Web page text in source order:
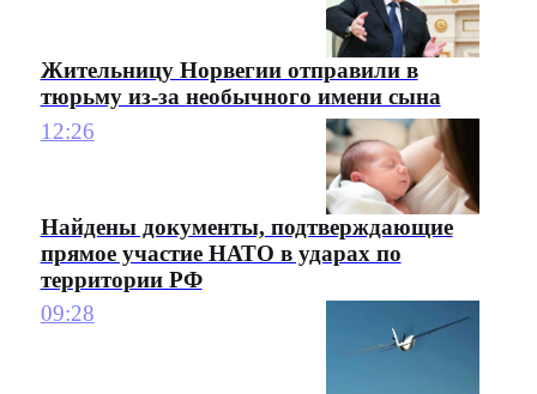
Жительницу Норвегии отправили в
тюрьму из-за необычного имени сына
12:26
Найдены документы, подтверждающие
прямое участие НАТО в ударах по
территории РФ
09:28